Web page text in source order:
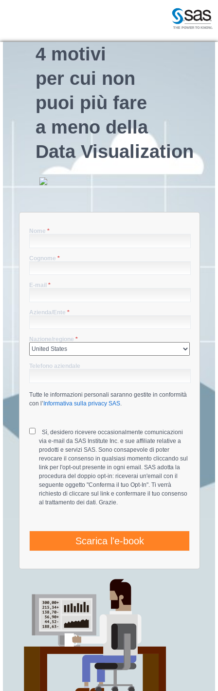
4 motivi
per cui non
puoi più fare
a meno della
Data Visualization
Nome *
Cognome *
E-mail *
Azienda/Ente *
Nazione/regione *
Telefono aziendale
Tutte le informazioni personali saranno gestite in conformità
con l’ Informativa sulla privacy SAS.
Sì, desidero ricevere occasionalmente comunicazioni
via e-mail da SAS Institute Inc. e sue affiliate relative a
prodotti e servizi SAS. Sono consapevole di poter
revocare il consenso in qualsiasi momento cliccando sul
link per l'opt-out presente in ogni email. SAS adotta la
procedura del doppio opt-in: riceverai un'email con il
seguente oggetto "Conferma il tuo Opt-In". Ti verrà
richiesto di cliccare sul link e confermare il tuo consenso
al trattamento dei dati. Grazie.